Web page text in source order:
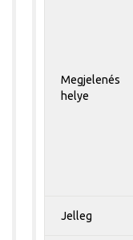
Megjelenés
helye
Jelleg